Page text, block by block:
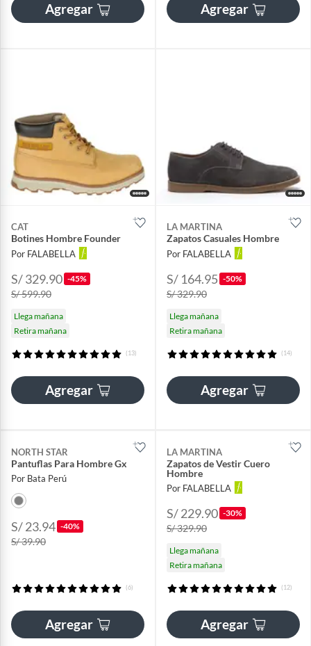
Agregar Agregar
CAT
Botines Hombre Founder
Por FALABELLA
S/ 329.90 -45%
S/ 599.90
Llega mañana
Retira mañana
(13)
Agregar
LA MARTINA
Zapatos Casuales Hombre
Por FALABELLA
S/ 164.95 -50%
S/ 329.90
Llega mañana
Retira mañana
(14)
Agregar
NORTH STAR
Pantuflas Para Hombre Gx
Por Bata Perú
S/ 23.94 -40%
S/ 39.90
(6)
Agregar
LA MARTINA
Zapatos de Vestir Cuero
Hombre
Por FALABELLA
S/ 229.90 -30%
S/ 329.90
Llega mañana
Retira mañana
(12)
Agregar